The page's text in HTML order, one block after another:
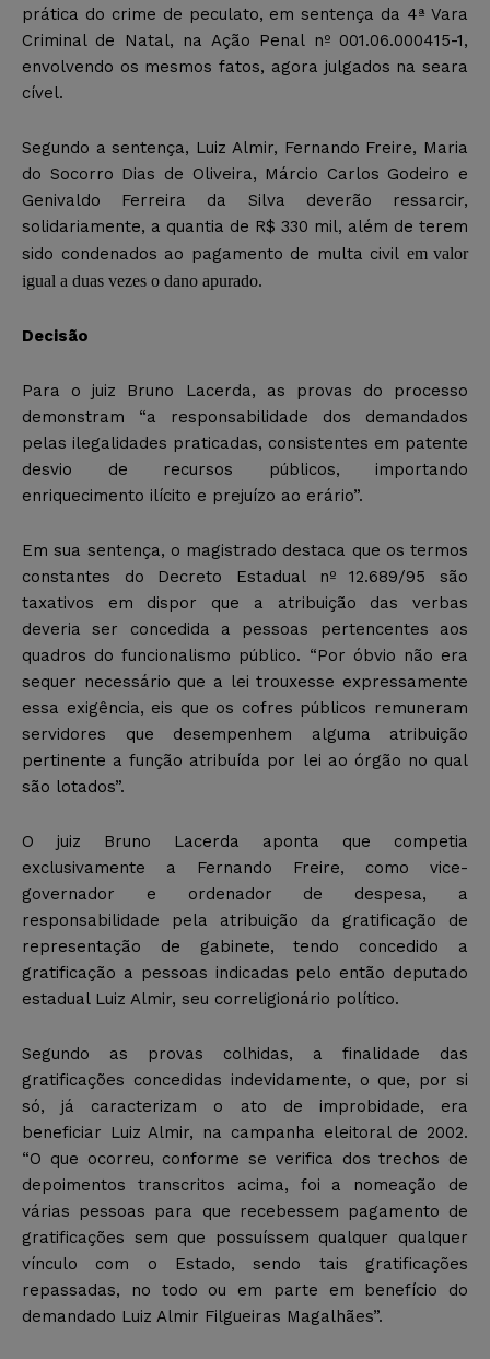
prática do crime de peculato, em sentença da 4ª Vara
Criminal de Natal, na Ação Penal nº 001.06.000415-1,
envolvendo os mesmos fatos, agora julgados na seara
cível.
Segundo a sentença, Luiz Almir, Fernando Freire, Maria
do Socorro Dias de Oliveira, Márcio Carlos Godeiro e
Genivaldo Ferreira da Silva deverão ressarcir,
solidariamente, a quantia de R$ 330 mil, além de terem
sido condenados ao pagamento de multa civil em valor
igual a duas vezes o dano apurado.
Decisão
Para o juiz Bruno Lacerda, as provas do processo
demonstram “a responsabilidade dos demandados
pelas ilegalidades praticadas, consistentes em patente
desvio de recursos públicos, importando
enriquecimento ilícito e prejuízo ao erário”.
Em sua sentença, o magistrado destaca que os termos
constantes do Decreto Estadual nº 12.689/95 são
taxativos em dispor que a atribuição das verbas
deveria ser concedida a pessoas pertencentes aos
quadros do funcionalismo público. “Por óbvio não era
sequer necessário que a lei trouxesse expressamente
essa exigência, eis que os cofres públicos remuneram
servidores que desempenhem alguma atribuição
pertinente a função atribuída por lei ao órgão no qual
são lotados”.
O juiz Bruno Lacerda aponta que competia
exclusivamente a Fernando Freire, como vice-
governador e ordenador de despesa, a
responsabilidade pela atribuição da gratificação de
representação de gabinete, tendo concedido a
gratificação a pessoas indicadas pelo então deputado
estadual Luiz Almir, seu correligionário político.
Segundo as provas colhidas, a finalidade das
gratificações concedidas indevidamente, o que, por si
só, já caracterizam o ato de improbidade, era
beneficiar Luiz Almir, na campanha eleitoral de 2002.
“O que ocorreu, conforme se verifica dos trechos de
depoimentos transcritos acima, foi a nomeação de
várias pessoas para que recebessem pagamento de
gratificações sem que possuíssem qualquer qualquer
vínculo com o Estado, sendo tais gratificações
repassadas, no todo ou em parte em benefício do
demandado Luiz Almir Filgueiras Magalhães”.